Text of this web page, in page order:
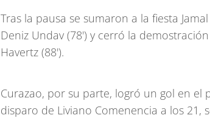
Tras la pausa se sumaron a la fiesta
Deniz Undav (78') y cerró la
Havertz (88').
Curazao, por su parte, logró un gol en
disparo de Liviano Comenencia a los 21,